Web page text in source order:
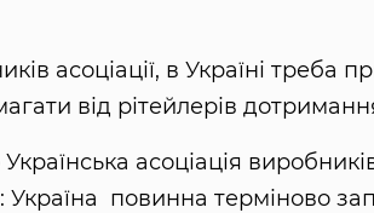
асоціації, в Україні треба
від рітейлерів
асоціація
повинна терміново